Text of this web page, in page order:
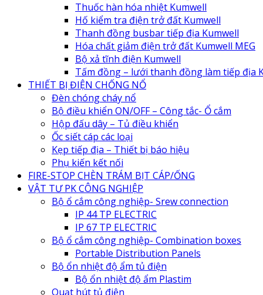
Thuốc hàn hóa nhiệt Kumwell
Hố kiểm tra điện trở đất Kumwell
Thanh đồng busbar tiếp địa Kumwell
Hóa chất giảm điện trở đất Kumwell MEG
Bộ xả tĩnh điện Kumwell
Tấm đồng – lưới thanh đồng làm tiếp địa
THIẾT BỊ ĐIỆN CHỐNG NỔ
Đèn chóng cháy nổ
Bộ điều khiển ON/OFF – Công tắc- Ổ cắm
Hộp đấu dây – Tủ điều khiển
Ốc siết cáp các loại
Kẹp tiếp địa – Thiết bị báo hiệu
Phụ kiến kết nối
FIRE-STOP CHÈN TRÁM BỊT CÁP/ỐNG
VẬT TƯ PK CÔNG NGHIỆP
Bộ ổ cắm công nghiệp- Srew connection
IP 44 TP ELECTRIC
IP 67 TP ELECTRIC
Bộ ổ cắm công nghiệp- Combination boxes
Portable Distribution Panels
Bộ ổn nhiệt độ ẩm tủ điện
Bộ ổn nhiệt độ ẩm Plastim
Quạt hút tủ điện